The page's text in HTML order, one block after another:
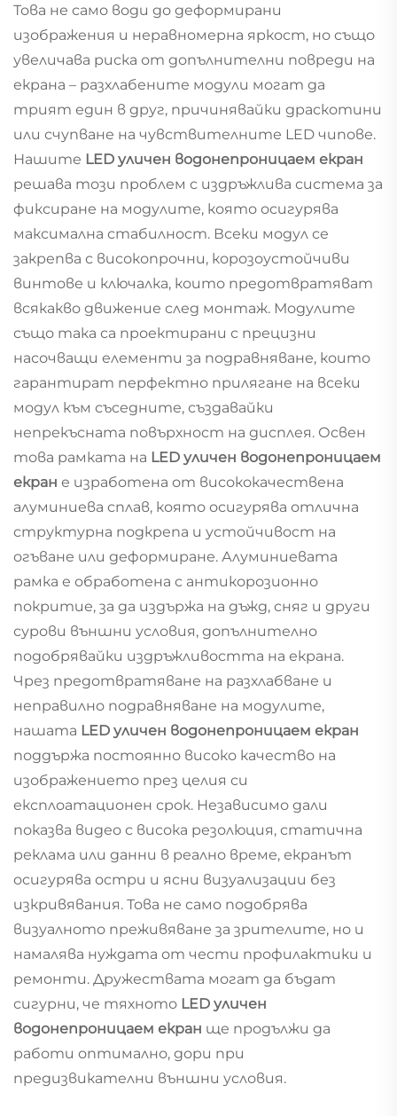
Това не само води до деформирани
изображения и неравномерна яркост, но също
увеличава риска от допълнителни повреди на
екрана – разхлабените модули могат да
трият един в друг, причинявайки драскотини
или счупване на чувствителните LED чипове.
Нашите LED уличен водонепроницаем екран
решава този проблем с издръжлива система за
фиксиране на модулите, която осигурява
максимална стабилност. Всеки модул се
закрепва с високопрочни, корозоустойчиви
винтове и ключалка, които предотвратяват
всякакво движение след монтаж. Модулите
също така са проектирани с прецизни
насочващи елементи за подравняване, които
гарантират перфектно прилягане на всеки
модул към съседните, създавайки
непрекъсната повърхност на дисплея. Освен
това рамката на LED уличен водонепроницаем
екран е изработена от висококачествена
алуминиева сплав, която осигурява отлична
структурна подкрепа и устойчивост на
огъване или деформиране. Алуминиевата
рамка е обработена с антикорозионно
покритие, за да издържа на дъжд, сняг и други
сурови външни условия, допълнително
подобрявайки издръжливостта на екрана.
Чрез предотвратяване на разхлабване и
неправилно подравняване на модулите,
нашата LED уличен водонепроницаем екран
поддържа постоянно високо качество на
изображението през целия си
експлоатационен срок. Независимо дали
показва видео с висока резолюция, статична
реклама или данни в реално време, екранът
осигурява остри и ясни визуализации без
изкривявания. Това не само подобрява
визуалното преживяване за зрителите, но и
намалява нуждата от чести профилактики и
ремонти. Дружествата могат да бъдат
сигурни, че тяхното LED уличен
водонепроницаем екран ще продължи да
работи оптимално, дори при
предизвикателни външни условия.